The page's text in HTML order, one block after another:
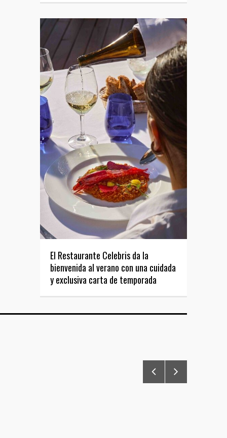
El Restaurante Celebris da la
bienvenida al verano con una cuidada
y exclusiva carta de temporada